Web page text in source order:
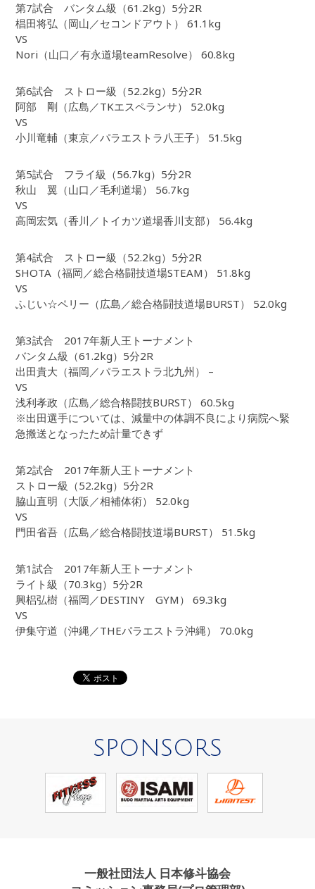
第7試合 バンタム級（61.2kg）5分2R
椙田将弘（岡山／セコンドアウト） 61.1kg
VS
Nori（山口／有永道場teamResolve） 60.8kg
第6試合 ストロー級（52.2kg）5分2R
阿部 剛（広島／TKエスペランサ） 52.0kg
VS
小川竜輔（東京／パラエストラ八王子） 51.5kg
第5試合 フライ級（56.7kg）5分2R
秋山 翼（山口／毛利道場） 56.7kg
VS
高岡宏気（香川／トイカツ道場香川支部） 56.4kg
第4試合 ストロー級（52.2kg）5分2R
SHOTA（福岡／総合格闘技道場STEAM） 51.8kg
VS
ふじい☆ペリー（広島／総合格闘技道場BURST） 52.0kg
第3試合 2017年新人王トーナメント
バンタム級（61.2kg）5分2R
出田貴大（福岡／パラエストラ北九州） –
VS
浅利孝政（広島／総合格闘技BURST） 60.5kg
※出田選手については、減量中の体調不良により病院へ緊
急搬送となったため計量できず
第2試合 2017年新人王トーナメント
ストロー級（52.2kg）5分2R
脇山直明（大阪／相補体術） 52.0kg
VS
門田省吾（広島／総合格闘技道場BURST） 51.5kg
第1試合 2017年新人王トーナメント
ライト級（70.3kg）5分2R
興梠弘樹（福岡／DESTINY GYM） 69.3kg
VS
伊集守道（沖縄／THEパラエストラ沖縄） 70.0kg
SPONSORS
一般社団法人 日本修斗協会